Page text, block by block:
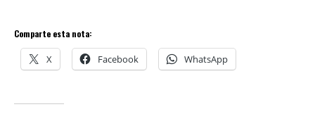
Comparte esta nota:
X Facebook WhatsApp